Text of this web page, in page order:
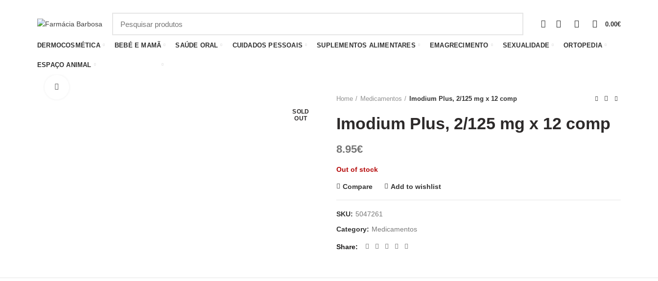
0.00€
DERMOCOSMÉTICA BEBÉ E MAMÃ SAÚDE ORAL CUIDADOS PESSOAIS SUPLEMENTOS ALIMENTARES EMAGRECIMENTO SEXUALIDADE ORTOPEDIA
ESPAÇO ANIMAL
SOLD
OUT
Home
Medicamentos Imodium Plus, 2/125 mg x 12 comp
Imodium Plus, 2/125 mg x 12 comp
8.95€
Out of stock
Compare Add to wishlist
SKU: 5047261
Category: Medicamentos
Share